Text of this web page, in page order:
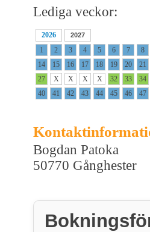
Lediga veckor:
2026 2027
1 2 3 4 5 6 7 8
14
15 16 17 18 19 20 21
27
X X X X 32 33 34
40
41 42 43 44 45 46 47
Bogdan Patoka
50770 Gånghester